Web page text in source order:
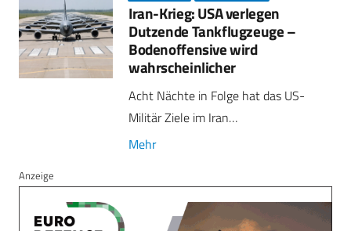
Iran-Krieg: USA verlegen
Dutzende Tankflugzeuge –
Bodenoffensive wird
wahrscheinlicher
Acht Nächte in Folge hat das US-
Militär Ziele im Iran…
Mehr
Anzeige